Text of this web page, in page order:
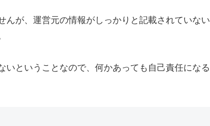
んが、運営元の情報がしっかりと記載されていない
いということなので、何かあっても自己責任になる